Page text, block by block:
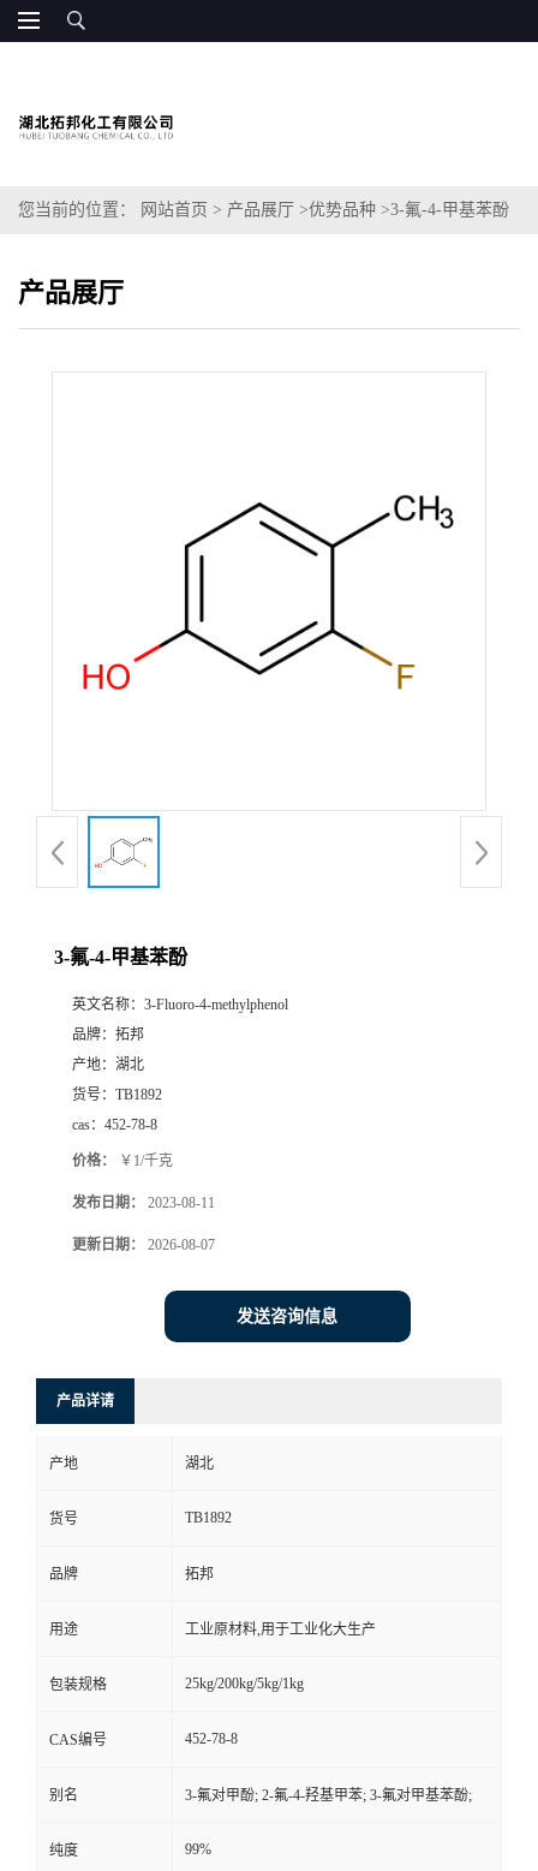
您当前的位置： 网站首页 > 产品展厅 >优势品种 >3-氟-4-甲基苯酚
产品展厅
3-氟-4-甲基苯酚
英文名称： 3-Fluoro-4-methylphenol
品牌： 拓邦
产地： 湖北
货号： TB1892
cas： 452-78-8
价格： ￥1/千克
发布日期： 2023-08-11
更新日期： 2026-08-07
发送咨询信息
产品详请
产地 湖北
货号 TB1892
品牌 拓邦
用途 工业原材料,用于工业化大生产
包装规格 25kg/200kg/5kg/1kg
CAS编号 452-78-8
别名 3-氟对甲酚; 2-氟-4-羟基甲苯; 3-氟对甲基苯酚;
纯度 99%